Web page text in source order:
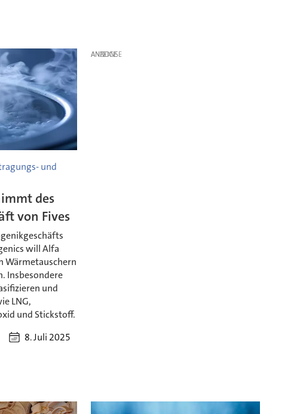
und
des
von Fives
will Alfa
Wärmetauschern
Insbesondere
und
LNG,
und Stickstoff.
8. Juli 2025
ANZEIGE